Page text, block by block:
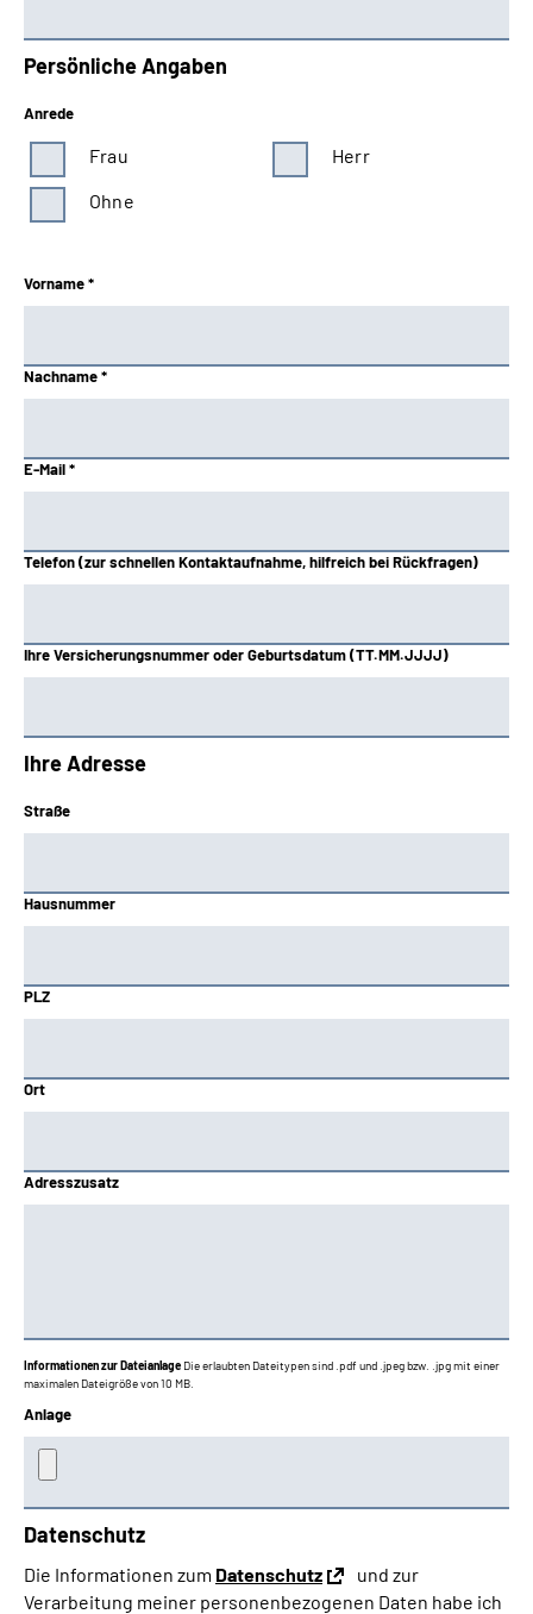
Persönliche Angaben
Anrede
Frau
Herr
Ohne
Vorname *
Nachname *
E-Mail *
Telefon (zur schnellen Kontaktaufnahme, hilfreich bei Rückfragen)
Ihre Versicherungsnummer oder Geburtsdatum (TT.MM.JJJJ)
Ihre Adresse
Straße
Hausnummer
PLZ
Ort
Adresszusatz
Informationen zur Dateianlage Die erlaubten Dateitypen sind .pdf und .jpeg bzw. .jpg mit einer
maximalen Dateigröße von 10 MB.
Anlage
Datenschutz
Die Informationen zum Datenschutz
und zur
Verarbeitung meiner personenbezogenen Daten habe ich